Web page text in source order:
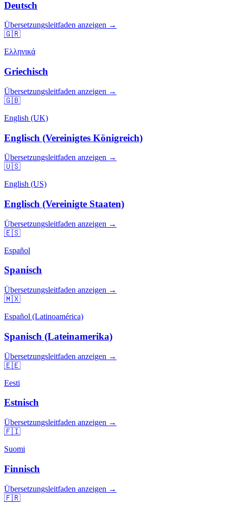
Deutsch
Übersetzungsleitfaden anzeigen →
🇬🇷
Ελληνικά
Griechisch
Übersetzungsleitfaden anzeigen →
🇬🇧
English (UK)
Englisch (Vereinigtes Königreich)
Übersetzungsleitfaden anzeigen →
🇺🇸
English (US)
Englisch (Vereinigte Staaten)
Übersetzungsleitfaden anzeigen →
🇪🇸
Español
Spanisch
Übersetzungsleitfaden anzeigen →
🇲🇽
Español (Latinoamérica)
Spanisch (Lateinamerika)
Übersetzungsleitfaden anzeigen →
🇪🇪
Eesti
Estnisch
Übersetzungsleitfaden anzeigen →
🇫🇮
Suomi
Finnisch
Übersetzungsleitfaden anzeigen →
🇫🇷